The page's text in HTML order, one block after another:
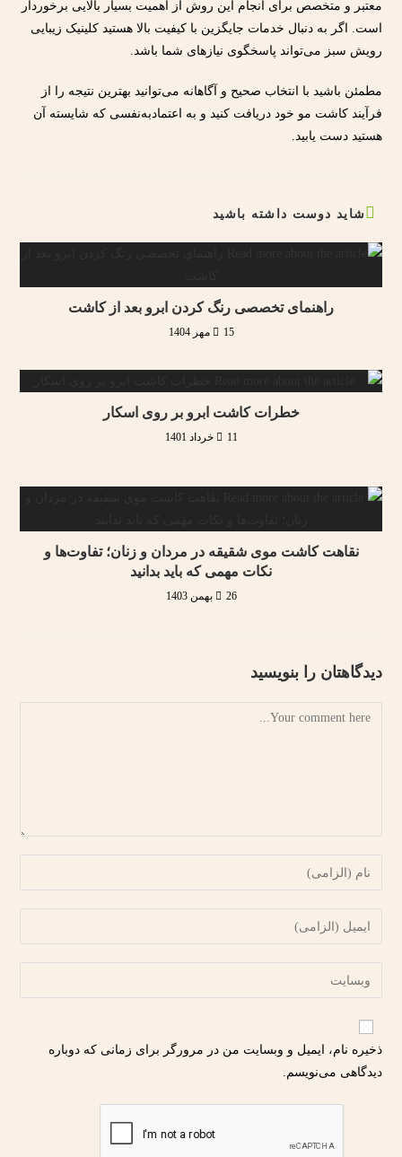
معتبر و متخصص برای انجام این روش از اهمیت بسیار بالایی برخوردار
است. اگر به دنبال خدمات جایگزین با کیفیت بالا هستید کلینیک زیبایی
رویش سبز می‌تواند پاسخگوی نیازهای شما باشد.
مطمئن باشید با انتخاب صحیح و آگاهانه می‌توانید بهترین نتیجه را از
فرآیند کاشت مو خود دریافت کنید و به اعتمادبه‌نفسی که شایسته آن
هستید دست یابید.
شاید دوست داشته باشید
راهنمای تخصصی رنگ کردن ابرو بعد از کاشت
15 مهر 1404
خطرات کاشت ابرو بر روی اسکار
11 خرداد 1401
نقاهت کاشت موی شقیقه در مردان و زنان؛ تفاوت‌ها و
نکات مهمی که باید بدانید
26 بهمن 1403
دیدگاهتان را بنویسید
ذخیره نام، ایمیل و وبسایت من در مرورگر برای زمانی که دوباره
دیدگاهی می‌نویسم.